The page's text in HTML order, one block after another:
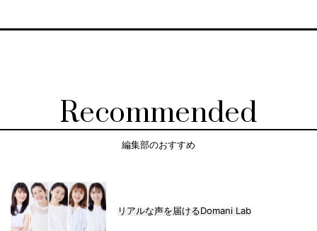
Recommended
編集部のおすすめ
リアルな声を届けるDomani Lab